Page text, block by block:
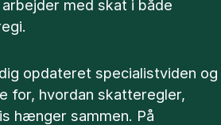
med skat i både
opdateret specialistviden og
for, hvordan skatteregler,
hænger sammen. På